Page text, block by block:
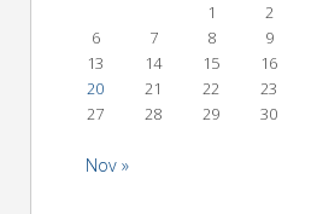
1
2
6
7 8 9
13
14 15 16
20
21 22 23
27
28 29 30
Nov »